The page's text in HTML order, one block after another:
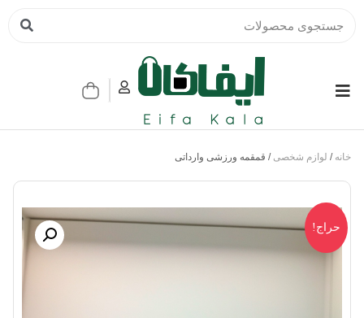
خانه / لوازم شخصی / قمقمه ورزشی وارداتی
حراج!